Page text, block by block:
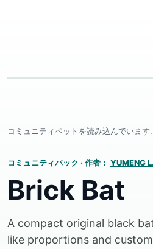
コミュニティペットを読み込んでいます
コミュニティパック · 作者： YUMENG L.
Brick Bat
A compact original black
like proportions and